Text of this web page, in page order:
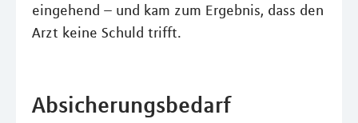
eingehend – und kam zum Ergebnis, dass den
Arzt keine Schuld trifft.
Absicherungsbedarf